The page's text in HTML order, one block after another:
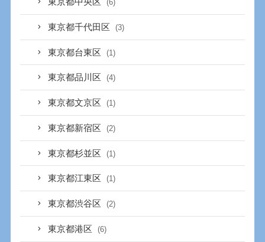
(6)
東京都千代田区 (3)
東京都台東区 (1)
東京都品川区 (4)
東京都文京区 (1)
東京都新宿区 (2)
東京都杉並区 (1)
東京都江東区 (1)
東京都渋谷区 (2)
東京都港区 (6)